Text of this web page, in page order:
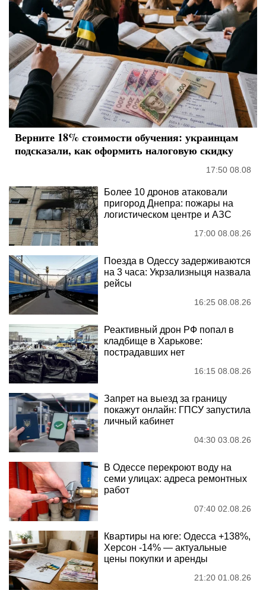
Верните 18% стоимости обучения: украинцам
подсказали, как оформить налоговую скидку
17:50 08.08
Более 10 дронов атаковали
пригород Днепра: пожары на
логистическом центре и АЗС
17:00 08.08.26
Поезда в Одессу задерживаются
на 3 часа: Укрзализныця назвала
рейсы
16:25 08.08.26
Реактивный дрон РФ попал в
кладбище в Харькове:
пострадавших нет
16:15 08.08.26
Запрет на выезд за границу
покажут онлайн: ГПСУ запустила
личный кабинет
04:30 03.08.26
В Одессе перекроют воду на
семи улицах: адреса ремонтных
работ
07:40 02.08.26
Квартиры на юге: Одесса +138%,
Херсон -14% — актуальные
цены покупки и аренды
21:20 01.08.26